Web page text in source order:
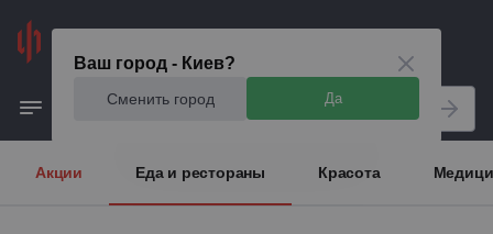
Ваш город - Киев?
Сменить город Да
Акции Еда и рестораны Красота